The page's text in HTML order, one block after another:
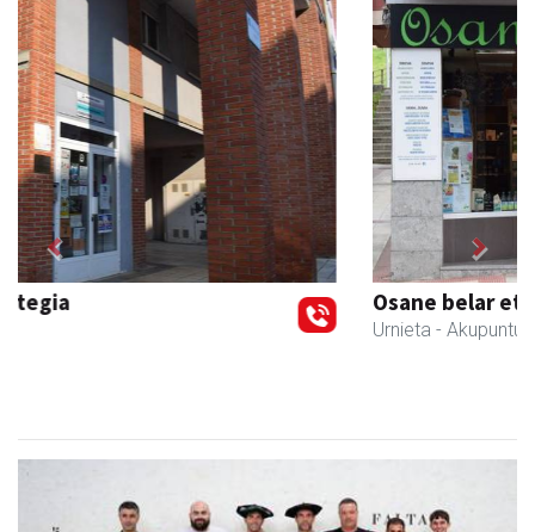
Osane belar eta eko denda
Previous Next